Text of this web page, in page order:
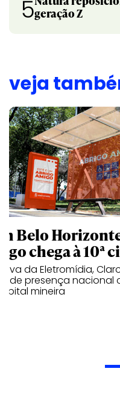
5geração Z
veja
Belo
chega à 10ª
da Eletromídia,
presença nacional
mineira